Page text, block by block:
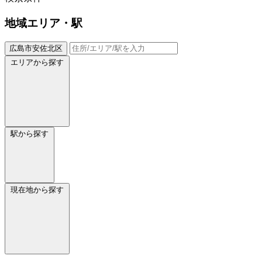
地域エリア・駅
広島市安佐北区
エリアから探す
駅から探す
現在地から探す